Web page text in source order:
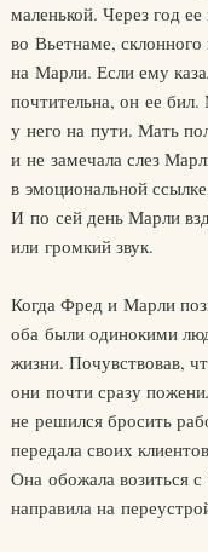
маленькой. Через год
во Вьетнаме,
на Марли. Если ему
почтительна, он ее бил.
у него на пути. Мать
и не замечала слез
в эмоциональной
И по сей день Марли
или громкий звук.
Когда Фред и Марли
оба были одинокими
жизни. Почувствовав,
они почти сразу
не решился бросить
передала своих
Она обожала возиться
направила на